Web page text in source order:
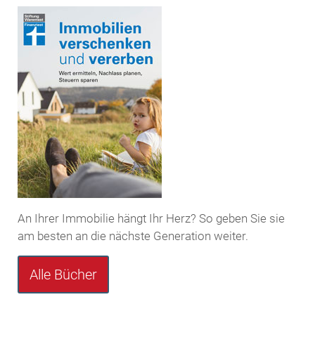
An Ihrer Immobilie hängt Ihr Herz? So geben Sie sie
am besten an die nächste Generation weiter.
Alle Bücher